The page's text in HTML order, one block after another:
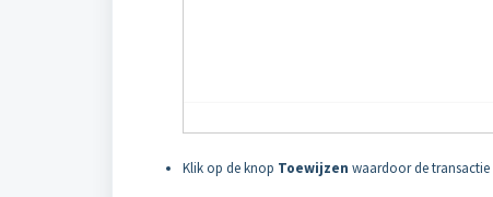
Klik op de knop Toewijzen waardoor de